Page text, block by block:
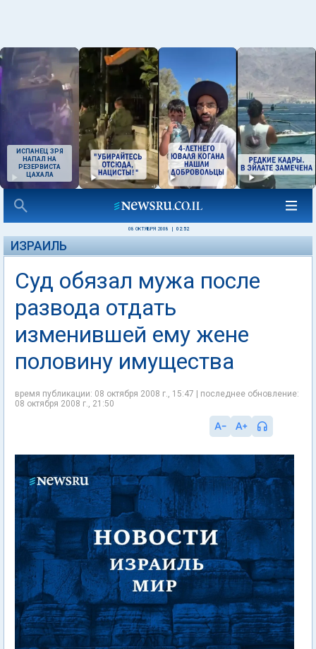
ИСПАНЕЦ ЗРЯ
НАПАЛ НА
РЕЗЕРВИСТА
ЦАХАЛА
08 ОКТЯБРЯ 2008 02:52
ИЗРАИЛЬ
Суд обязал мужа после
развода отдать
изменившей ему жене
половину имущества
время публикации: 08 октября 2008 г., 15:47 | последнее обновление:
08 октября 2008 г., 21:50